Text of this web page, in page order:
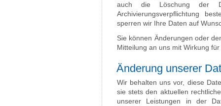
auch die Löschung der
Archivierungsverpflichtung
sperren wir Ihre Daten auf
Sie können Änderungen oder
Mitteilung an uns mit Wirkung
Änderung unserer
Wir behalten uns vor, diese
sie stets den aktuellen
unserer Leistungen in der